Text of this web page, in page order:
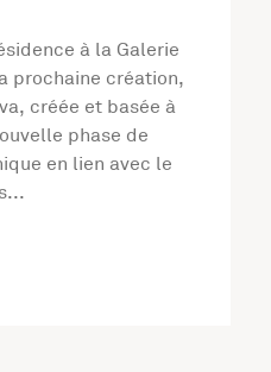
à la Galerie
prochaine création,
créée et basée à
phase de
en lien avec le